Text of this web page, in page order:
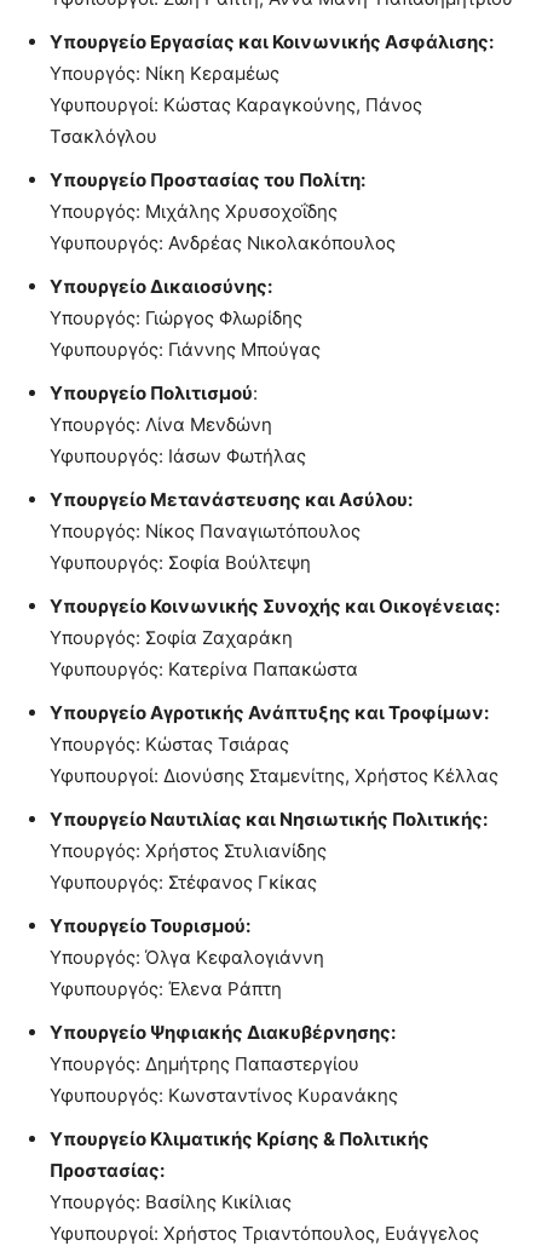
Υπουργείο Εργασίας και Κοινωνικής Ασφάλισης:
Υπουργός: Νίκη Κεραμέως
Υφυπουργοί: Κώστας Καραγκούνης, Πάνος
Τσακλόγλου
Υπουργείο Προστασίας του Πολίτη:
Υπουργός: Μιχάλης Χρυσοχοΐδης
Υφυπουργός: Ανδρέας Νικολακόπουλος
Υπουργείο Δικαιοσύνης:
Υπουργός: Γιώργος Φλωρίδης
Υφυπουργός: Γιάννης Μπούγας
Υπουργείο Πολιτισμού:
Υπουργός: Λίνα Μενδώνη
Υφυπουργός: Ιάσων Φωτήλας
Υπουργείο Μετανάστευσης και Ασύλου:
Υπουργός: Νίκος Παναγιωτόπουλος
Υφυπουργός: Σοφία Βούλτεψη
Υπουργείο Κοινωνικής Συνοχής και Οικογένειας:
Υπουργός: Σοφία Ζαχαράκη
Υφυπουργός: Κατερίνα Παπακώστα
Υπουργείο Αγροτικής Ανάπτυξης και Τροφίμων:
Υπουργός: Κώστας Τσιάρας
Υφυπουργοί: Διονύσης Σταμενίτης, Χρήστος Κέλλας
Υπουργείο Ναυτιλίας και Νησιωτικής Πολιτικής:
Υπουργός: Χρήστος Στυλιανίδης
Υφυπουργός: Στέφανος Γκίκας
Υπουργείο Τουρισμού:
Υπουργός: Όλγα Κεφαλογιάννη
Υφυπουργός: Έλενα Ράπτη
Υπουργείο Ψηφιακής Διακυβέρνησης:
Υπουργός: Δημήτρης Παπαστεργίου
Υφυπουργός: Κωνσταντίνος Κυρανάκης
Υπουργείο Κλιματικής Κρίσης & Πολιτικής
Προστασίας:
Υπουργός: Βασίλης Κικίλιας
Υφυπουργοί: Χρήστος Τριαντόπουλος, Ευάγγελος